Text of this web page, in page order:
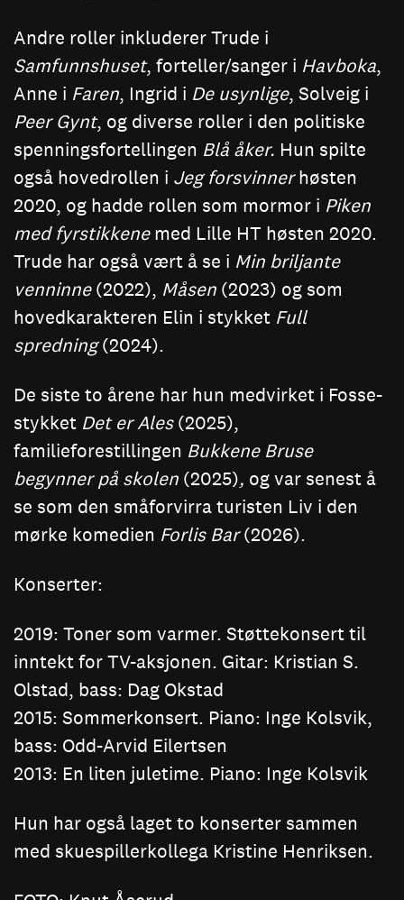
Andre roller inkluderer Trude i
Samfunnshuset, forteller/sanger i Havboka,
Anne i Faren, Ingrid i De usynlige, Solveig i
Peer Gynt, og diverse roller i den politiske
spenningsfortellingen Blå åker. Hun spilte
også hovedrollen i Jeg forsvinnerhøsten
2020, og hadde rollen som mormor i Piken
med fyrstikkene med Lille HT høsten 2020.
Trude har også vært å se i Min briljante
venninne (2022), Måsen (2023) og som
hovedkarakteren Elin i stykket Full
spredning(2024).
De siste to årene har hun medvirket i Fosse-
stykket Det er Ales(2025),
familieforestillingen Bukkene Bruse
begynner på skolen (2025), og var senest å
se som den småforvirra turisten Liv i den
mørke komedien Forlis Bar(2026).
Konserter:
2019: Toner som varmer. Støttekonsert til
inntekt for TV-aksjonen. Gitar: Kristian S.
Olstad, bass: Dag Okstad
2015: Sommerkonsert. Piano: Inge Kolsvik,
bass: Odd-Arvid Eilertsen
2013: En liten juletime. Piano: Inge Kolsvik
Hun har også laget to konserter sammen
med skuespillerkollega Kristine Henriksen.